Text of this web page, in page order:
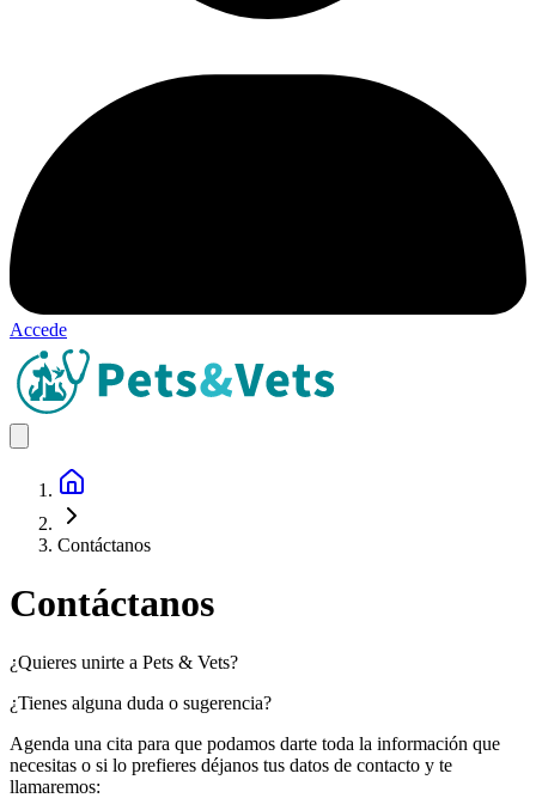
Accede
Contáctanos
Contáctanos
¿Quieres unirte a Pets & Vets?
¿Tienes alguna duda o sugerencia?
Agenda una cita para que podamos darte toda la información que
necesitas o si lo prefieres déjanos tus datos de contacto y te
llamaremos: